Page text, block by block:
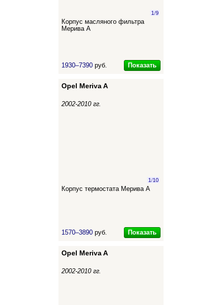
1/9
Корпус масляного фильтра
Мерива А
1930–7390 руб. Показать
Opel Meriva A
2002-2010 гг.
1/10
Корпус термостата Мерива А
1570–3890 руб. Показать
Opel Meriva A
2002-2010 гг.